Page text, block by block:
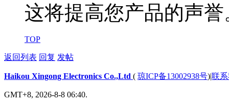
这将提高您产品的声誉
TOP
返回列表 回复 发帖
Haikou Xingong Electronics Co.,Ltd ( 琼ICP备13002938号)|联
GMT+8, 2026-8-8 06:40.